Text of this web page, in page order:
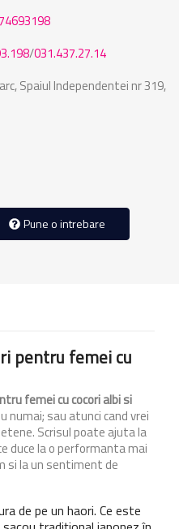
/031.437.27.14
Spaiul Independentei nr 319,
Pune o intrebare
pentru femei cu
femei cu cocori albi si
numai; sau atunci cand vrei
Scrisul poate ajuta la
duce la o performanta mai
si la un sentiment de
de pe un haori. Ce este